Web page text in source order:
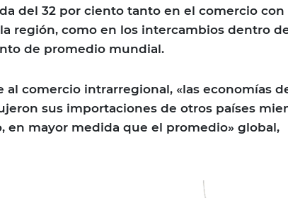
del 32 por ciento tanto en el comercio con
región, como en los intercambios dentro
de promedio mundial.
al comercio intrarregional, «las economías
sus importaciones de otros países
en mayor medida que el promedio» global,